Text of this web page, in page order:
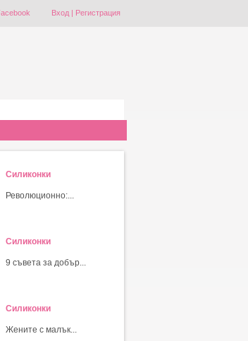
Вход| Регистрация
Силиконки
Революционно:...
Силиконки
9 съвета за добър...
Силиконки
Жените с малък...